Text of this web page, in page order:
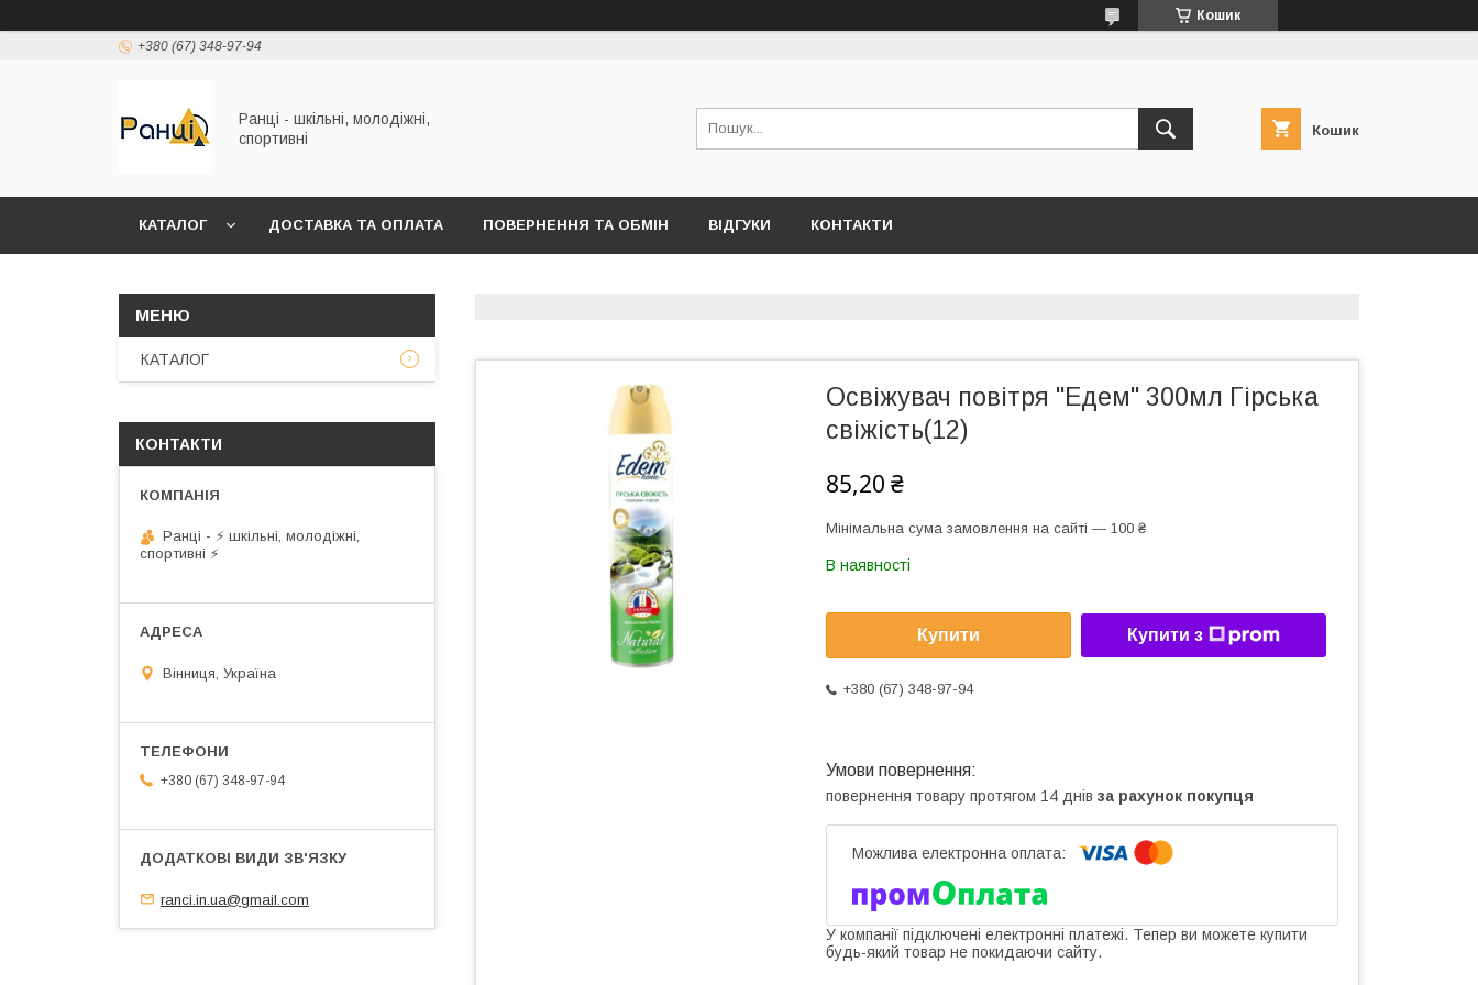
Кошик
+380 (67) 348-97-94
Ранці - шкільні, молодіжні,
спортивні
Кошик
КАТАЛОГ ДОСТАВКА ТА ОПЛАТА ПОВЕРНЕННЯ ТА ОБМІН ВІДГУКИ КОНТАКТИ
Освіжувач повітря "Едем" 300мл Гірська
свіжість(12)
85,20 ₴
Мінімальна сума замовлення на сайті — 100 ₴
В наявності
Купити Купити з
+380 (67) 348-97-94
повернення товару протягом 14 днів за рахунок покупця
У компанії підключені електронні платежі. Тепер ви можете купити
будь-який товар не покидаючи сайту.
КАТАЛОГ
КОНТАКТИ
Ранці - ⚡ шкільні, молодіжні,
спортивні ⚡
Вінниця, Україна
+380 (67) 348-97-94
ranci.in.ua@gmail.com